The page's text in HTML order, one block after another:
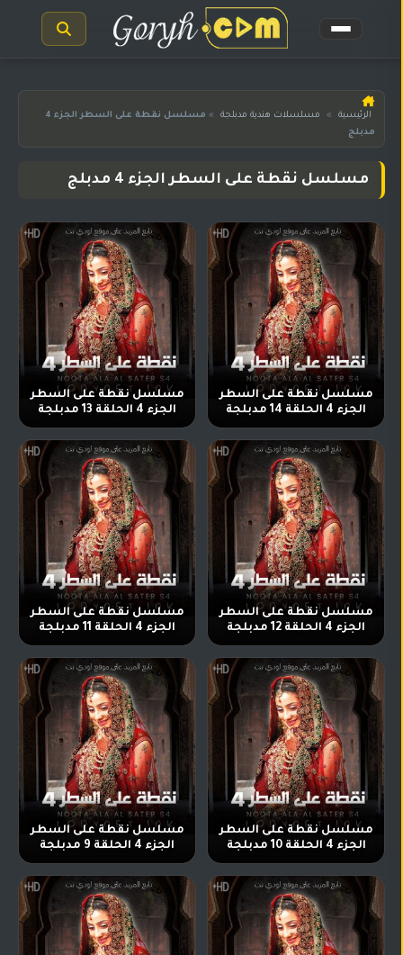
الرئيسية
مسلسلات
المترجمة
هندية
مدبلجة
أفلام
هندية
مسلسلات
تركية
مسلسلات
تركي
مترجم
مسلسلات
تركي
مدبلج
مسلسلات
مسلسلات
كورية
الرئيسية » مسلسلات هندية مدبلجة »
مسلسل نقطة على السطر الجزء 4
مدبلج
مسلسل نقطة على السطر الجزء 4 مدبلج
مسلسل نقطة على السطر
الجزء 4 الحلقة 14 مدبلجة
مسلسل نقطة على السطر
الجزء 4 الحلقة 13 مدبلجة
مسلسل نقطة على السطر
الجزء 4 الحلقة 12 مدبلجة
مسلسل نقطة على السطر
الجزء 4 الحلقة 11 مدبلجة
مسلسل نقطة على السطر
الجزء 4 الحلقة 10 مدبلجة
مسلسل نقطة على السطر
الجزء 4 الحلقة 9 مدبلجة